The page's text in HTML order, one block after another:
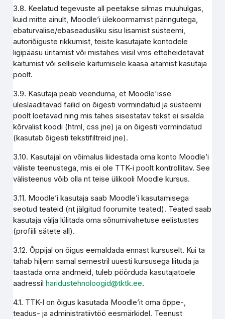
3.8. Keelatud tegevuste all peetakse silmas muuhulgas,
kuid mitte ainult, Moodle’i ülekoormamist päringutega,
ebaturvalise/ebaseadusliku sisu lisamist süsteemi,
autoriõiguste rikkumist, teiste kasutajate kontodele
ligipääsu üritamist või mistahes viisil vms etteheidetavat
käitumist või sellisele käitumisele kaasa aitamist kasutaja
poolt.
3.9. Kasutaja peab veenduma, et Moodle'isse
üleslaaditavad failid on õigesti vormindatud ja süsteemi
poolt loetavad ning mis tahes sisestatav tekst ei sisalda
kõrvalist koodi (html, css jne) ja on õigesti vormindatud
(kasutab õigesti tekstifiltreid jne).
3.10. Kasutajal on võimalus liidestada oma konto Moodle’i
väliste teenustega, mis ei ole TTK-i poolt kontrollitav. See
välisteenus võib olla nt teise ülikooli Moodle kursus.
3.11. Moodle’i kasutaja saab Moodle’i kasutamisega
seotud teateid (nt jälgitud foorumite teated). Teated saab
kasutaja välja lülitada oma sõnumivahetuse eelistustes
(profiili sätete all).
3.12. Õppijal on õigus eemaldada ennast kursuselt. Kui ta
tahab hiljem samal semestril uuesti kursusega liituda ja
taastada oma andmeid, tuleb pöörduda kasutajatoele
aadressilharidustehnoloogid@tktk.ee.
4.1. TTK-l on õigus kasutada Moodle’it oma õppe-,
teadus- ja administratiivtöö eesmärkidel. Teenust